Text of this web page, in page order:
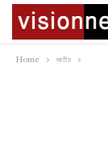
Home জাতীয়